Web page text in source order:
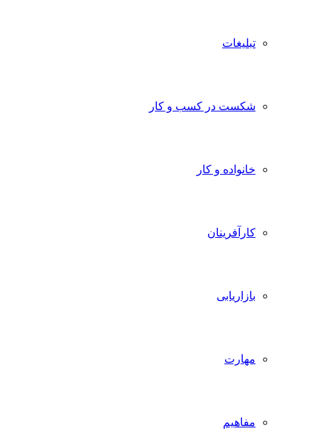
تبلیغات
شکست در کسب و کار
خانواده و کار
کارآفرینان
بازاریابی
مهارت
مفاهیم